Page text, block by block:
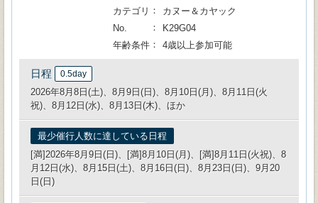
カテゴリ
カヌー＆カヤック
No.
K29G04
年齢条件
4歳以上参加可能
日程 0.5day
2026年8月8日(土)、8月9日(日)、8月10日(月)、8月11日(火
祝)、8月12日(水)、8月13日(木)、ほか
最少催行人数に達している日程
[満]2026年8月9日(日)、[満]8月10日(月)、[満]8月11日(火祝)、8
月12日(水)、8月15日(土)、8月16日(日)、8月23日(日)、9月20
日(日)